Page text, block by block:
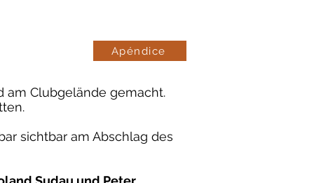
Apéndice
am Clubgelände gemacht.
sichtbar am Abschlag des